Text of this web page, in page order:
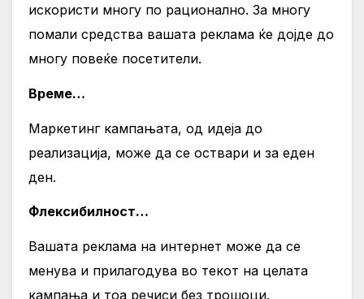
искористи многу по рационално. За многу
помали средства вашата реклама ќе дојде до
многу повеќе посетители.
Време…
Маркетинг кампањата, од идеја до
реализација, може да се оствари и за еден
ден.
Флексибилност…
Вашата реклама на интернет може да се
менува и прилагодува во текот на целата
кампања и тоа речиси без трошоци.